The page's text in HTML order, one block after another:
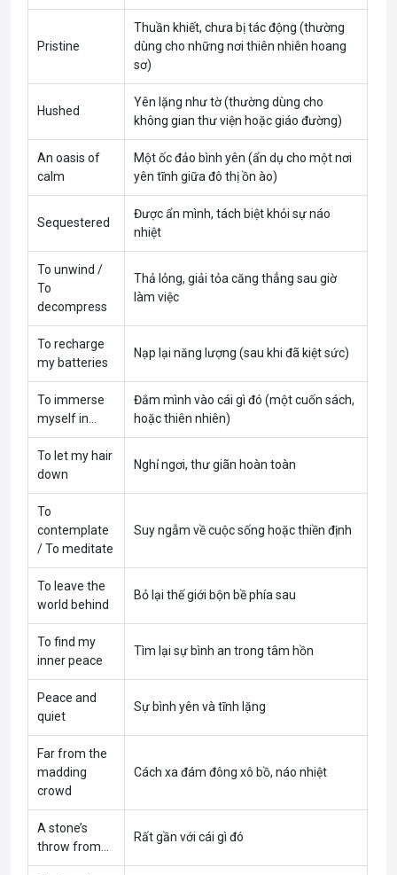
Pristine
Thuần khiết, chưa bị tác động (thường
dùng cho những nơi thiên nhiên hoang
sơ)
Hushed
Yên lặng như tờ (thường dùng cho
không gian thư viện hoặc giáo đường)
An oasis of
calm
Một ốc đảo bình yên (ẩn dụ cho một nơi
yên tĩnh giữa đô thị ồn ào)
Sequestered
Được ẩn mình, tách biệt khỏi sự náo
nhiệt
To unwind /
To
decompress
Thả lỏng, giải tỏa căng thẳng sau giờ
làm việc
To recharge
my batteries
Nạp lại năng lượng (sau khi đã kiệt sức)
To immerse
myself in…
Đắm mình vào cái gì đó (một cuốn sách,
hoặc thiên nhiên)
To let my hair
down
Nghỉ ngơi, thư giãn hoàn toàn
To
contemplate
/ To meditate
Suy ngẫm về cuộc sống hoặc thiền định
To leave the
world behind
Bỏ lại thế giới bộn bề phía sau
To find my
inner peace
Tìm lại sự bình an trong tâm hồn
Peace and
quiet
Sự bình yên và tĩnh lặng
Far from the
madding
crowd
Cách xa đám đông xô bồ, náo nhiệt
A stone’s
throw from…
Rất gần với cái gì đó